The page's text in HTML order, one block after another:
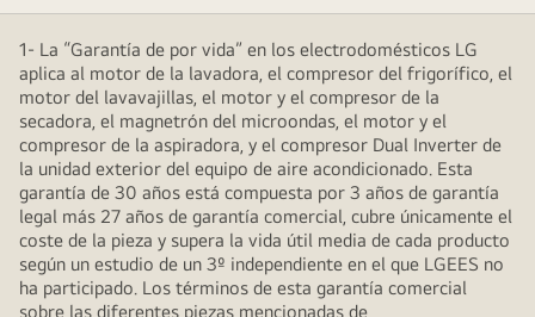
1- La “Garantía de por vida” en los electrodomésticos LG
aplica al motor de la lavadora, el compresor del frigorífico, el
motor del lavavajillas, el motor y el compresor de la
secadora, el magnetrón del microondas, el motor y el
compresor de la aspiradora, y el compresor Dual Inverter de
la unidad exterior del equipo de aire acondicionado. Esta
garantía de 30 años está compuesta por 3 años de garantía
legal más 27 años de garantía comercial, cubre únicamente el
coste de la pieza y supera la vida útil media de cada producto
según un estudio de un 3º independiente en el que LGEES no
ha participado. Los términos de esta garantía comercial
sobre las diferentes piezas mencionadas de